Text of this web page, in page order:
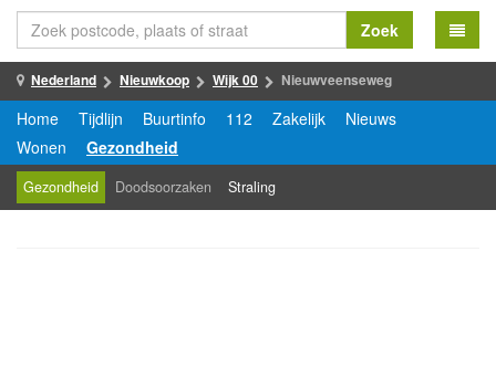
Zoek
Nederland Nieuwkoop Wijk 00 Nieuwveenseweg
Home Tijdlijn Buurtinfo 112 Zakelijk
Nieuws
Wonen
Gezondheid
Gezondheid Doodsoorzaken Straling